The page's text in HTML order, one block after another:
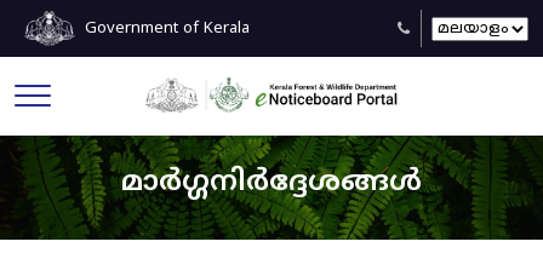
Government of Kerala
മാർഗ്ഗനിർദ്ദേശങ്ങൾ